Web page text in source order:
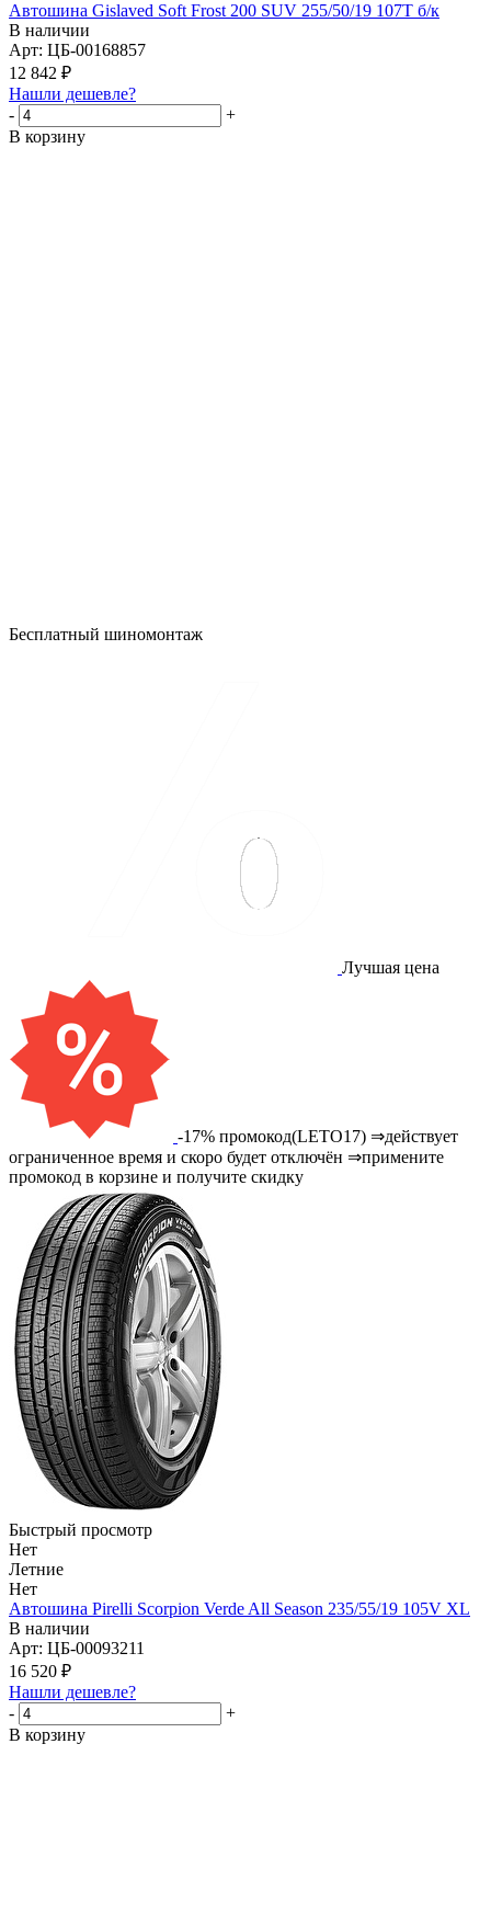
Автошина Gislaved Soft Frost 200 SUV 255/50/19 107T б/к
В наличии
Арт: ЦБ-00168857
12 842 ₽
Нашли дешевле?
-
+
В корзину
Бесплатный шиномонтаж
Лучшая цена
-17% промокод(LETO17) ⇒действует
ограниченное время и скоро будет отключён ⇒примените
промокод в корзине и получите скидку
Быстрый просмотр
Нет
Летние
Нет
Автошина Pirelli Scorpion Verde All Season 235/55/19 105V XL
В наличии
Арт: ЦБ-00093211
16 520 ₽
Нашли дешевле?
-
+
В корзину